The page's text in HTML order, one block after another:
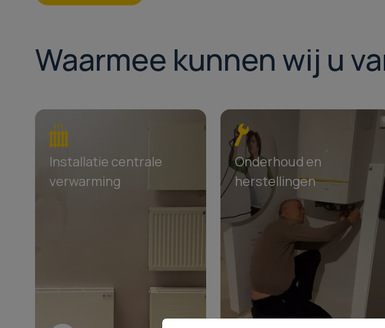
Waarmee kunnen wij u
Installatie centrale
verwarming
Onderhoud en
herstellingen